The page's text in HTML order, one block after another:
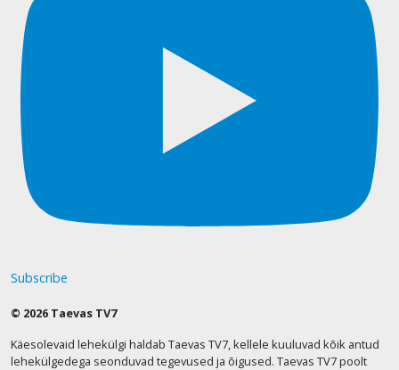
Subscribe
© 2026 Taevas TV7
Käesolevaid lehekülgi haldab Taevas TV7, kellele kuuluvad kõik antud
lehekülgedega seonduvad tegevused ja õigused. Taevas TV7 poolt